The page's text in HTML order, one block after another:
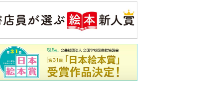
公論新社の本
もうじきたべられるぼく
詳しくみる
フォメーション